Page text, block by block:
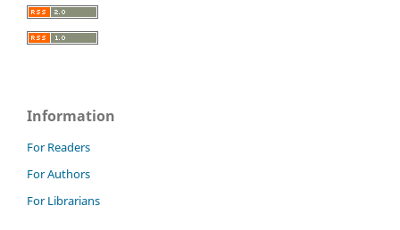
Information
For Readers
For Authors
For Librarians